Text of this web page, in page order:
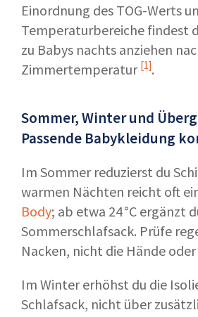
Einordnung des TOG-Werts
Temperaturbereiche findest
zu Babys nachts anziehen
Zimmertemperatur [1].
Sommer, Winter und
Passende Babykleidung
Im Sommer reduzierst du
warmen Nächten reicht oft
Body; ab etwa 24 °C ergänzt
Sommerschlafsack. Prüfe
Nacken, nicht die Hände oder
Im Winter erhöhst du die
Schlafsack, nicht über